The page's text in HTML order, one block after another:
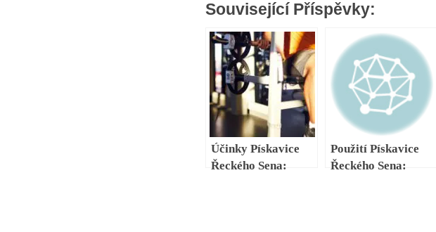
Související Příspěvky:
Účinky Pískavice
Řeckého Sena:
Použití Pískavice
Řeckého Sena: